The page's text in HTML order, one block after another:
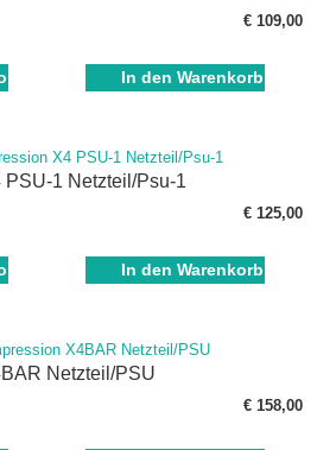
€ 109,00
In den Warenkorb
1 Netzteil/Psu-1
€ 125,00
In den Warenkorb
Netzteil/PSU
€ 158,00